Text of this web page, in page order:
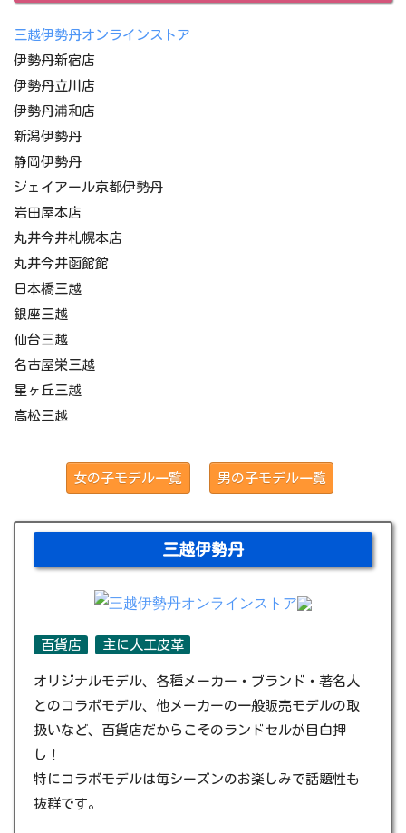
三越伊勢丹オンラインストア
伊勢丹新宿店
伊勢丹立川店
伊勢丹浦和店
新潟伊勢丹
静岡伊勢丹
ジェイアール京都伊勢丹
岩田屋本店
丸井今井札幌本店
丸井今井函館館
日本橋三越
銀座三越
仙台三越
名古屋栄三越
星ヶ丘三越
高松三越
女の子モデル一覧 男の子モデル一覧
三越伊勢丹
百貨店 主に人工皮革
オリジナルモデル、各種メーカー・ブランド・著名人
とのコラボモデル、他メーカーの一般販売モデルの取
扱いなど、百貨店だからこそのランドセルが目白押
し！
特にコラボモデルは毎シーズンのお楽しみで話題性も
抜群です。